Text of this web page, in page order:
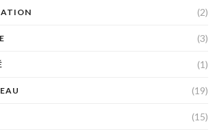
(2)
(3)
(1)
(19)
(15)